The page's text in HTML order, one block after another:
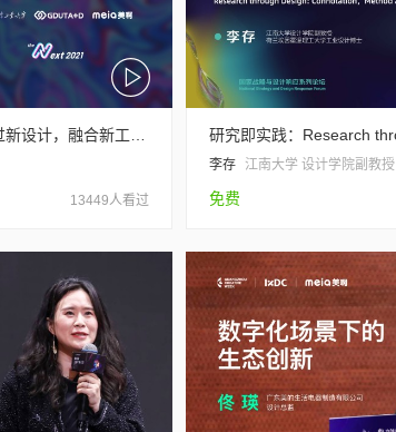
13449人看过
李存 江南大学 设计学院副教授
免费